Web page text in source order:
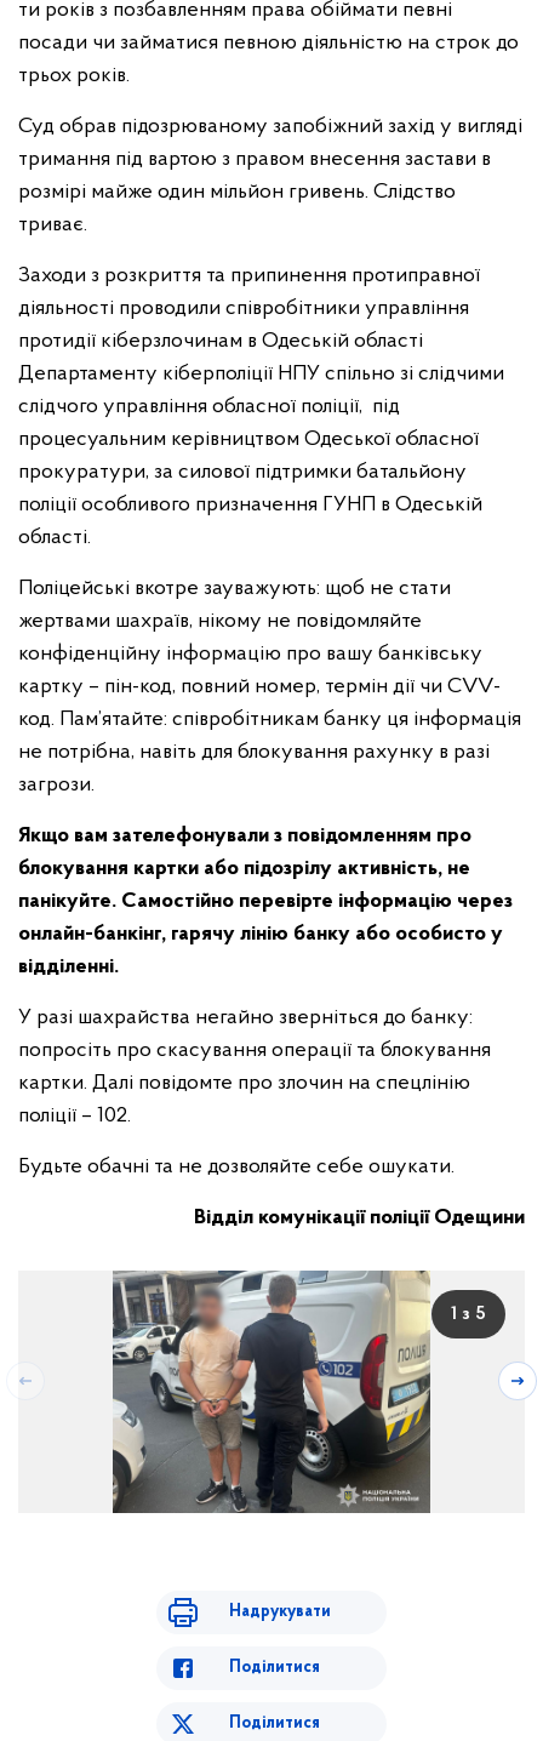
ти років з позбавленням права обіймати певні
посади чи займатися певною діяльністю на строк до
трьох років.
Суд обрав підозрюваному запобіжний захід у вигляді
тримання під вартою з правом внесення застави в
розмірі майже один мільйон гривень. Слідство
триває.
Заходи з розкриття та припинення протиправної
діяльності проводили співробітники управління
протидії кіберзлочинам в Одеській області
Департаменту кіберполіції НПУ спільно зі слідчими
слідчого управління обласної поліції, під
процесуальним керівництвом Одеської обласної
прокуратури, за силової підтримки батальйону
поліції особливого призначення ГУНП в Одеській
області.
Поліцейські вкотре зауважують: щоб не стати
жертвами шахраїв, нікому не повідомляйте
конфіденційну інформацію про вашу банківську
картку – пін-код, повний номер, термін дії чи CVV-
код. Пам’ятайте: співробітникам банку ця інформація
не потрібна, навіть для блокування рахунку в разі
загрози.
Якщо вам зателефонували з повідомленням про
блокування картки або підозрілу активність, не
панікуйте. Самостійно перевірте інформацію через
онлайн-банкінг, гарячу лінію банку або особисто у
відділенні.
У разі шахрайства негайно зверніться до банку:
попросіть про скасування операції та блокування
картки. Далі повідомте про злочин на спецлінію
поліції – 102.
Будьте обачні та не дозволяйте себе ошукати.
Відділ комунікації поліції Одещини
1 з 5
Надрукувати
Поділитися
Поділитися